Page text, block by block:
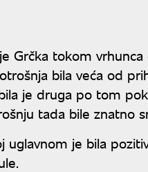
Grčka tokom
bila veća od
je druga po tom
tada bile znatno
uglavnom je bila